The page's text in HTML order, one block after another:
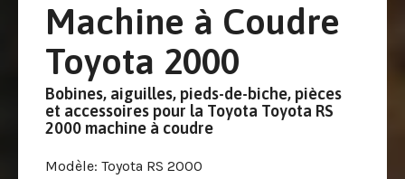
Machine à Coudre
Toyota 2000
Bobines, aiguilles, pieds-de-biche, pièces
et accessoires pour la Toyota Toyota RS
2000 machine à coudre
Modèle: Toyota RS 2000